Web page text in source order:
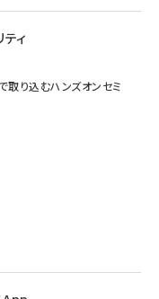
ィ
り込むハンズオンセミ